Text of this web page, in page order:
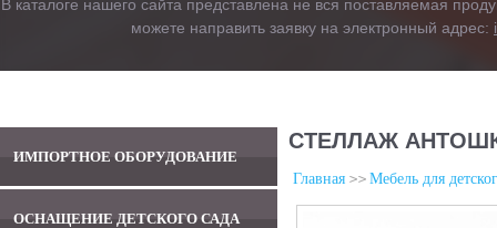
В каталоге нашего сайта представлена не вся поставляемая
можете направить заявку на электронный адрес:
ИМПОРТНОЕ ОБОРУДОВАНИЕ
ОСНАЩЕНИЕ ДЕТСКОГО САДА
СТЕЛЛАЖ
Главная Мебель для